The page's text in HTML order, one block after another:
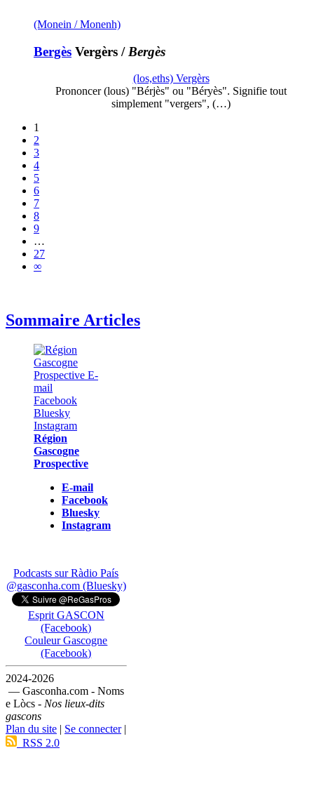
(Monein / Monenh)
Bergès Vergèrs / Bergès
(los,eths) Vergèrs
Prononcer (lous) "Bérjès" ou "Béryès". Signifie tout
simplement "vergers", (…)
1
2
3
4
5
6
7
8
9
…
27
∞
Sommaire Articles
Région
Gascogne
Prospective
E-mail
Facebook
Bluesky
Instagram
Podcasts sur Ràdio País
@gasconha.com (Bluesky)
Esprit GASCON
(Facebook)
Couleur Gascogne
(Facebook)
2024-2026
— Gasconha.com - Noms
e Lòcs - Nos lieux-dits
gascons
Plan du site | Se connecter|
RSS 2.0